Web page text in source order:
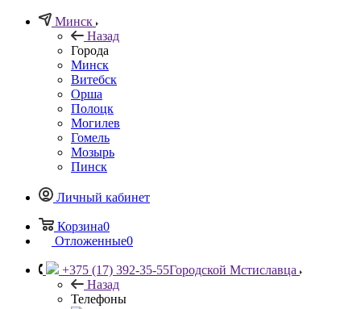
Минск
Назад
Города
Минск
Витебск
Орша
Полоцк
Могилев
Гомель
Мозырь
Пинск
Личный кабинет
Корзина0
Отложенные0
+375 (17) 392-35-55Городской Мстиславца
Назад
Телефоны